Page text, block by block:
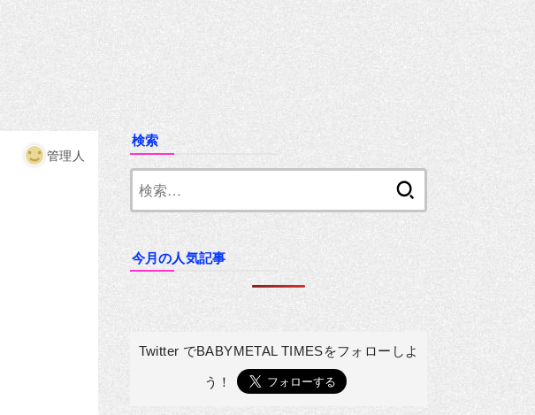
管理人
検索
今月の人気記事
Twitter でBABYMETAL TIMESをフォローしよ
う！